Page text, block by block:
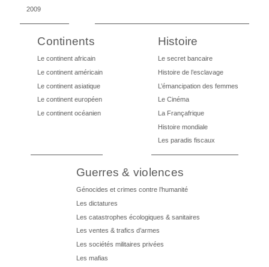
2009
Continents
Le continent africain
Le continent américain
Le continent asiatique
Le continent européen
Le continent océanien
Histoire
Le secret bancaire
Histoire de l’esclavage
L’émancipation des femmes
Le Cinéma
La Françafrique
Histoire mondiale
Les paradis fiscaux
Guerres & violences
Génocides et crimes contre l’humanité
Les dictatures
Les catastrophes écologiques & sanitaires
Les ventes & trafics d’armes
Les sociétés militaires privées
Les mafias